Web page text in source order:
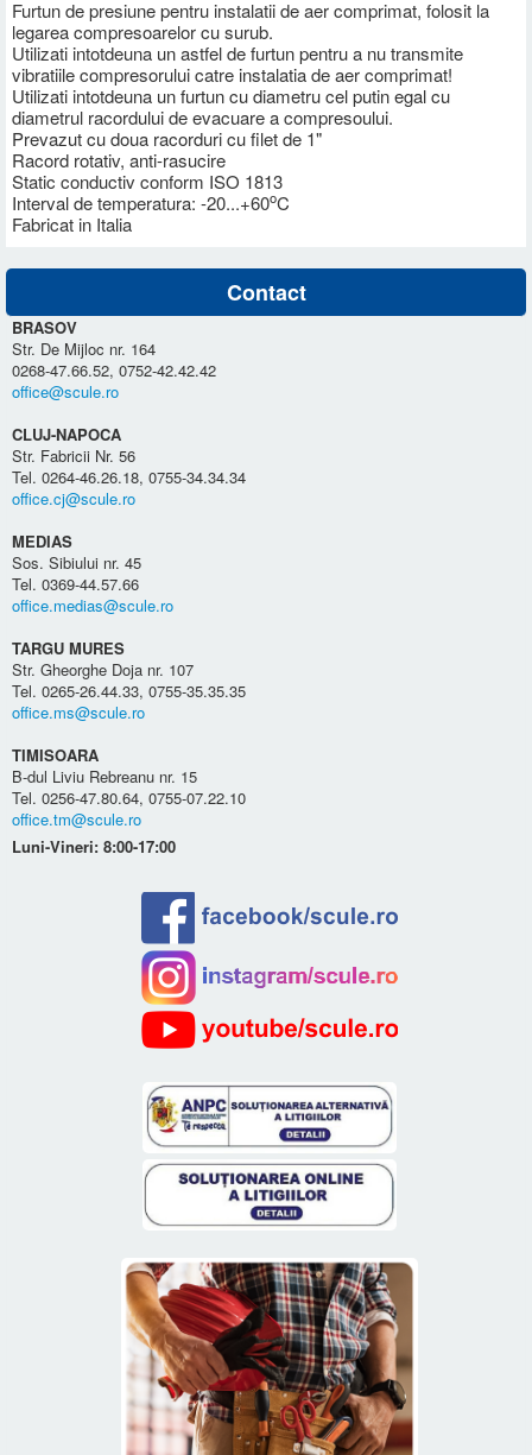
Furtun de presiune pentru instalatii de aer comprimat, folosit la
legarea compresoarelor cu surub.
Utilizati intotdeuna un astfel de furtun pentru a nu transmite
vibratiile compresorului catre instalatia de aer comprimat!
Utilizati intotdeuna un furtun cu diametru cel putin egal cu
diametrul racordului de evacuare a compresoului.
Prevazut cu doua racorduri cu filet de 1"
Racord rotativ, anti-rasucire
Static conductiv conform ISO 1813
Interval de temperatura: -20...+60oC
Fabricat in Italia
Contact
BRASOV
Str. De Mijloc nr. 164
0268-47.66.52, 0752-42.42.42
office@scule.ro
CLUJ-NAPOCA
Str. Fabricii Nr. 56
Tel. 0264-46.26.18, 0755-34.34.34
office.cj@scule.ro
MEDIAS
Sos. Sibiului nr. 45
Tel. 0369-44.57.66
office.medias@scule.ro
TARGU MURES
Str. Gheorghe Doja nr. 107
Tel. 0265-26.44.33, 0755-35.35.35
office.ms@scule.ro
TIMISOARA
B-dul Liviu Rebreanu nr. 15
Tel. 0256-47.80.64, 0755-07.22.10
office.tm@scule.ro
Luni-Vineri: 8:00-17:00